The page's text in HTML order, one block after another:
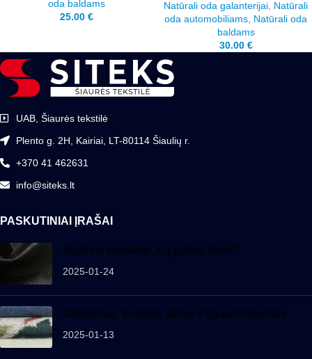
oda baldams
25.00 €
Natūrali oda galanterijai Natūrali
oda automobiliams Natūrali oda
baldams
30.00 €
UAB, Šiaurės tekstilė
Plento g. 2H, Kairiai, LT-80114 Šiaulių r.
+370 41 462631
info@siteks.lt
PASKUTINIAI ĮRAŠAI
Audiniai kubilams. Ką būtina žinoti?
2025-01-24
Gobelenas. Kokybė, stilius ir ilgaamžiškumas
2025-01-13